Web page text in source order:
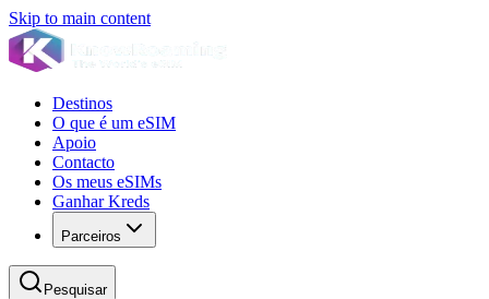
Skip to main content
Destinos
O que é um eSIM
Apoio
Contacto
Os meus eSIMs
Ganhar Kreds
Parceiros
Pesquisar